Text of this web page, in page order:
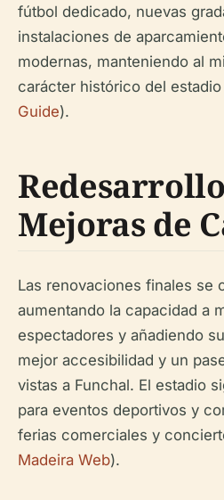
fútbol dedicado, nuevas
instalaciones de
modernas, manteniendo al
carácter histórico del estadio
Guide).
Mejoras de
Las renovaciones finales se
aumentando la capacidad a
espectadores y añadiendo
mejor accesibilidad y un
vistas a Funchal. El estadio
para eventos deportivos y
ferias comerciales y
Madeira Web).